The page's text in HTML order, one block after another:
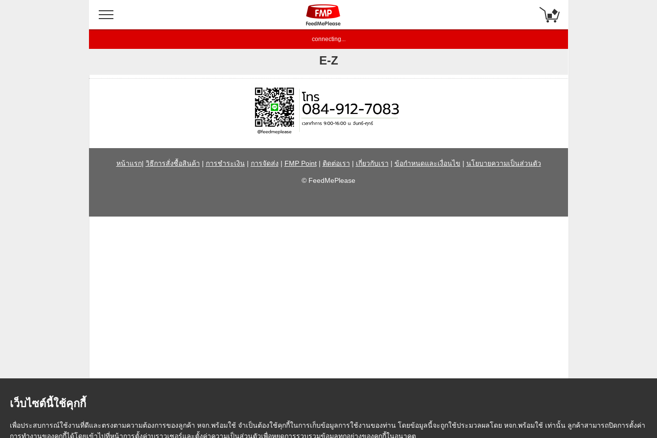
เว็บไซต์นี้ใช้คุกกี้
เพื่อประสบการณ์ใช้งานที่ดีและตรงตามความต้องการของลูกค้า หจก.พร้อมใช้ จำเป็นต้องใช้คุกกี้ในการเก็บข้อมูลการใช้งานของท่าน โดยข้อมูลนี้จะถูกใช้ประมวลผลโดย หจก.พร้อมใช้ เท่านั้น ลูกค้าสามารถปิดการตั้งค่า
การทำงานของคุกกี้ได้โดยเข้าไปที่หน้าการตั้งค่าบราวเซอร์และตั้งค่าความเป็นส่วนตัวเพื่อหยุดการรวบรวมข้อมูลทุกอย่างของคุกกี้ในอนาคต
connecting...
E-Z
หน้าแรก| วิธีการสั่งซื้อสินค้า | การชำระเงิน | การจัดส่ง | FMP Point| ติดต่อเรา | เกี่ยวกับเรา | ข้อกำหนดและเงื่อนไข | นโยบายความเป็นส่วนตัว
© FeedMePlease